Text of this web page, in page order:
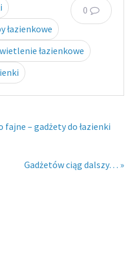
0
łazienkowe
łazienkowe
– gadżety do łazienki
Gadżetów ciąg dalszy… »